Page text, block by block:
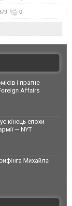
0
і прагне
Affairs
кінець епохи
— NYT
Михайла